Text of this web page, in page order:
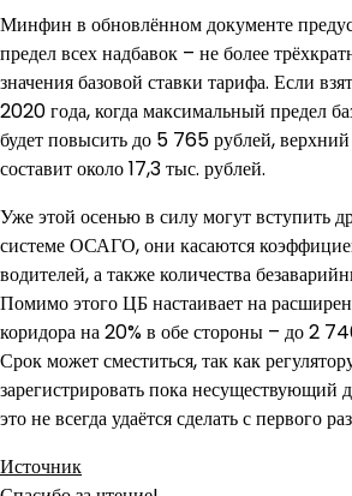
Минфин в обновлённом документе
предел всех надбавок – не более
значения базовой ставки тарифа. Если
2020 года, когда максимальный предел
будет повысить до 5 765 рублей,
составит около 17,3 тыс. рублей.
Уже этой осенью в силу могут вступить
системе ОСАГО, они касаются
водителей, а также количества
Помимо этого ЦБ настаивает на
коридора на 20% в обе стороны – до 2
Срок может сместиться, так как
зарегистрировать пока
это не всегда удаётся сделать с первого
Источник